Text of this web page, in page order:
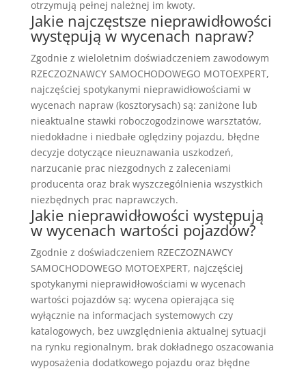
otrzymują pełnej należnej im kwoty.
Jakie najczęstsze nieprawidłowości
występują w wycenach napraw?
Zgodnie z wieloletnim doświadczeniem zawodowym
RZECZOZNAWCY SAMOCHODOWEGO MOTOEXPERT,
najczęściej spotykanymi nieprawidłowościami w
wycenach napraw (kosztorysach) są: zaniżone lub
nieaktualne stawki roboczogodzinowe warsztatów,
niedokładne i niedbałe oględziny pojazdu, błędne
decyzje dotyczące nieuznawania uszkodzeń,
narzucanie prac niezgodnych z zaleceniami
producenta oraz brak wyszczególnienia wszystkich
niezbędnych prac naprawczych.
Jakie nieprawidłowości występują
w wycenach wartości pojazdów?
Zgodnie z doświadczeniem RZECZOZNAWCY
SAMOCHODOWEGO MOTOEXPERT, najczęściej
spotykanymi nieprawidłowościami w wycenach
wartości pojazdów są: wycena opierająca się
wyłącznie na informacjach systemowych czy
katalogowych, bez uwzględnienia aktualnej sytuacji
na rynku regionalnym, brak dokładnego oszacowania
wyposażenia dodatkowego pojazdu oraz błędne